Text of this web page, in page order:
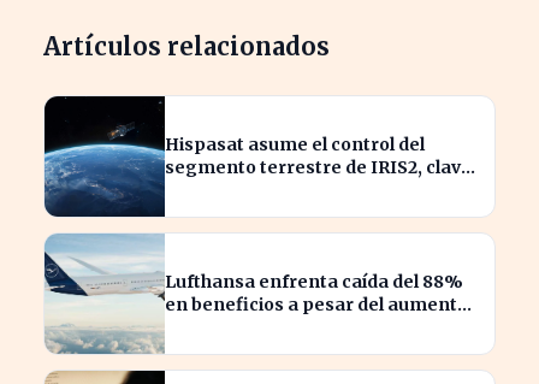
Artículos relacionados
Hispasat asume el control del
segmento terrestre de IRIS2, clave
Lufthansa enfrenta caída del 88%
en beneficios a pesar del aumento